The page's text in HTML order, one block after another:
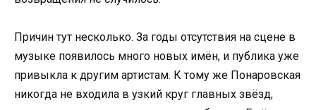
Причин тут несколько. За годы отсутствия на сцене в
музыке появилось много новых имён, и публика уже
привыкла к другим артистам. К тому же Понаровская
никогда не входила в узкий круг главных звёзд,